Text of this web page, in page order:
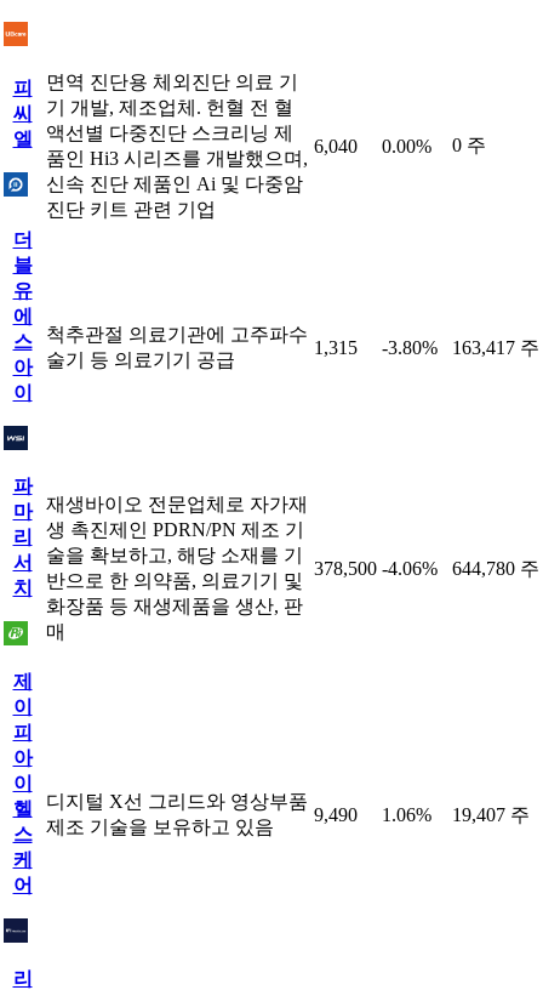
피
씨
엘
면역 진단용 체외진단 의료 기
기 개발, 제조업체. 헌혈 전 혈
액선별 다중진단 스크리닝 제
품인 Hi3 시리즈를 개발했으며,
신속 진단 제품인 Ai 및 다중암
진단 키트 관련 기업
6,040 0.00% 0 주
더
블
유
에
스
아
이
척추관절 의료기관에 고주파수
술기 등 의료기기 공급
1,315 -3.80% 163,417 주
파
마
리
서
치
재생바이오 전문업체로 자가재
생 촉진제인 PDRN/PN 제조 기
술을 확보하고, 해당 소재를 기
반으로 한 의약품, 의료기기 및
화장품 등 재생제품을 생산, 판
매
378,500 -4.06% 644,780 주
제
이
피
아
이
헬
스
케
어
디지털 X선 그리드와 영상부품
제조 기술을 보유하고 있음
9,490 1.06% 19,407 주
리